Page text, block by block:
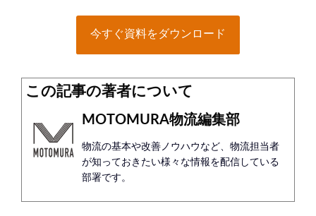
今すぐ資料をダウンロード
この記事の著者について
MOTOMURA物流編集部
物流の基本や改善ノウハウなど、物流担当者
が知っておきたい様々な情報を配信している
部署です。